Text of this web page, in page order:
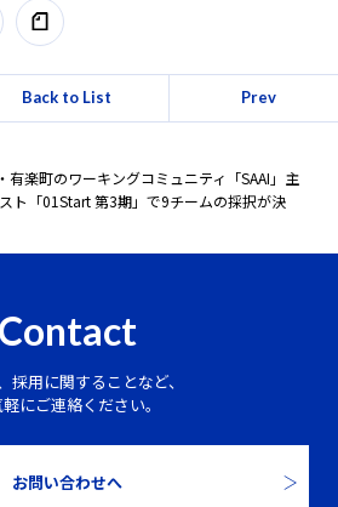
Back to List Prev
有楽町のワーキングコミュニティ「SAAI」主
ト「01Start 第3期」で9チームの採択が決
Contact
採用に関することなど、
にご連絡ください。
お問い合わせへ